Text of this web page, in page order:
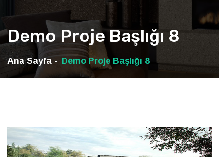
Demo Proje Başlığı 8
Ana Sayfa Demo Proje Başlığı 8